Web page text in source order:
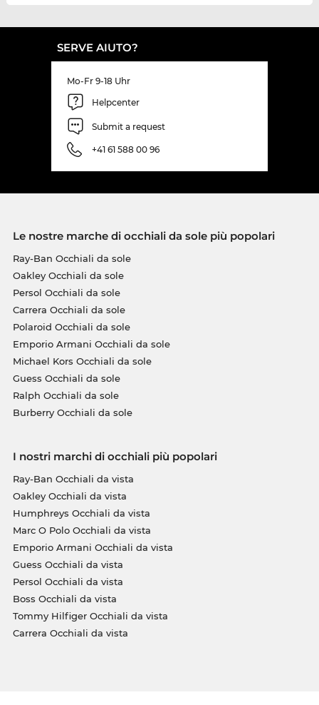
SERVE AIUTO?
Mo-Fr 9-18 Uhr
Helpcenter
Submit a request
+41 61 588 00 96
Le nostre marche di occhiali da sole più popolari
Ray-Ban Occhiali da sole
Oakley Occhiali da sole
Persol Occhiali da sole
Carrera Occhiali da sole
Polaroid Occhiali da sole
Emporio Armani Occhiali da sole
Michael Kors Occhiali da sole
Guess Occhiali da sole
Ralph Occhiali da sole
Burberry Occhiali da sole
I nostri marchi di occhiali più popolari
Ray-Ban Occhiali da vista
Oakley Occhiali da vista
Humphreys Occhiali da vista
Marc O Polo Occhiali da vista
Emporio Armani Occhiali da vista
Guess Occhiali da vista
Persol Occhiali da vista
Boss Occhiali da vista
Tommy Hilfiger Occhiali da vista
Carrera Occhiali da vista